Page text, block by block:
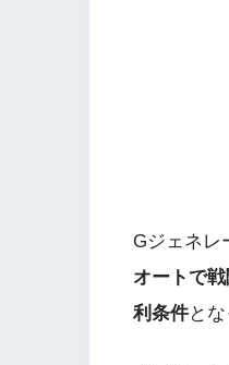
Gジェネレ
オートで
利条件と